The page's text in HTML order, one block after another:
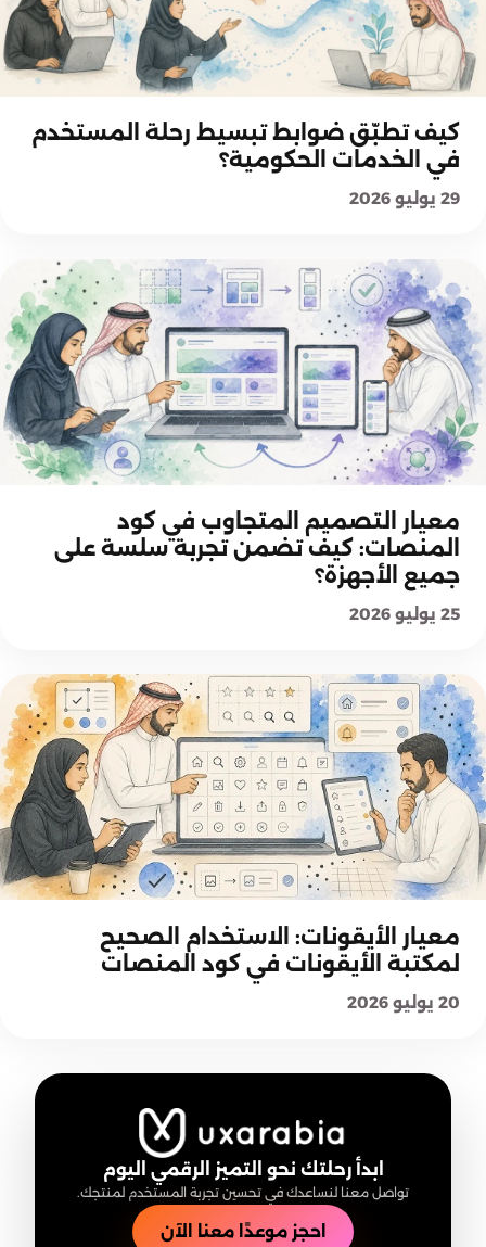
كيف تطبّق ضوابط تبسيط رحلة المستخدم
في الخدمات الحكومية؟
29 يوليو 2026
معيار التصميم المتجاوب في كود
المنصات: كيف تضمن تجربة سلسة على
جميع الأجهزة؟
25 يوليو 2026
معيار الأيقونات: الاستخدام الصحيح
لمكتبة الأيقونات في كود المنصات
20 يوليو 2026
ابدأ رحلتك نحو التميز الرقمي اليوم
تواصل معنا لنساعدك في تحسين تجربة المستخدم لمنتجك.
احجز موعدًا معنا الآن